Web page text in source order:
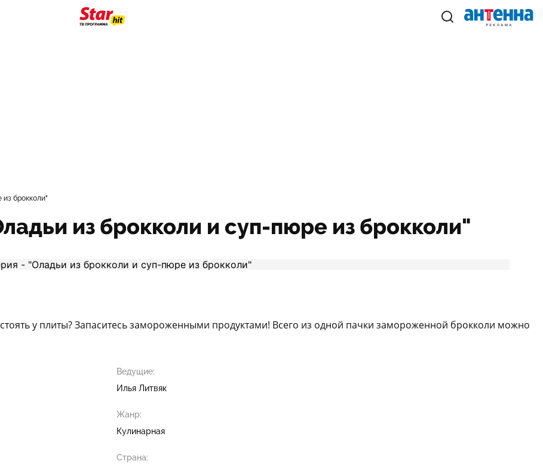
брокколи"
из брокколи и суп-пюре из брокколи"
у плиты? Запаситесь замороженными продуктами! Всего из одной пачки замороженной брокколи можно
Ведущие:
Илья Литвяк
Жанр:
Кулинарная
Страна: